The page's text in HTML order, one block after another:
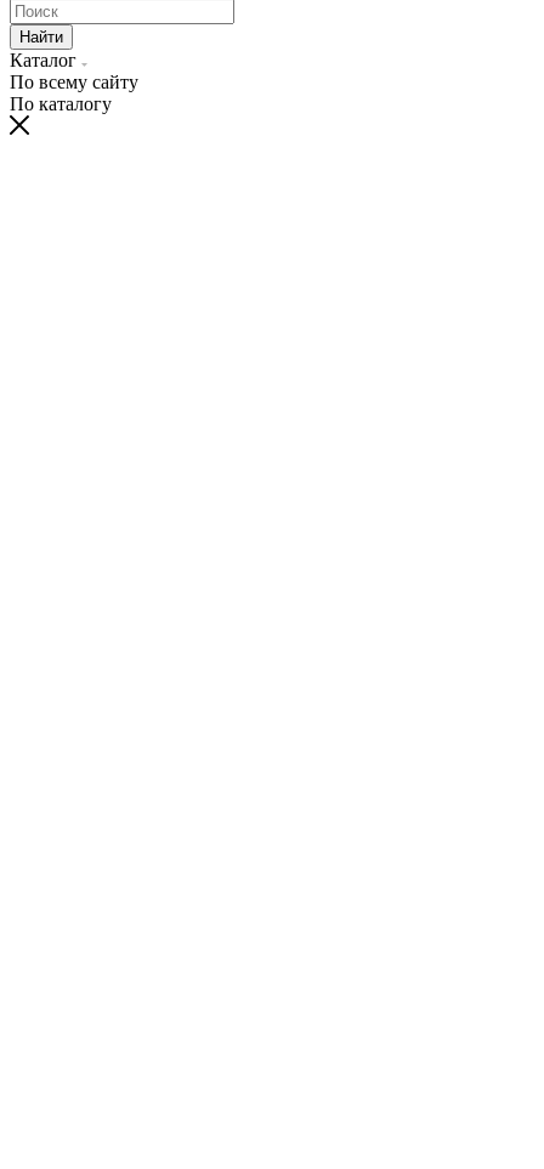
Найти
Каталог
По всему сайту
По каталогу